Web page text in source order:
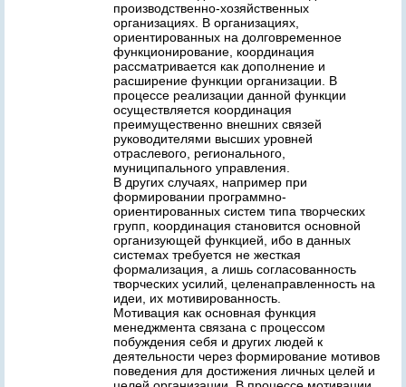
производственно-хозяйственных
организациях. В организациях,
ориентированных на долговременное
функционирование, координация
рассматривается как дополнение и
расширение функции организации. В
процессе реализации данной функции
осуществляется координация
преимущественно внешних связей
руководителями высших уровней
отраслевого, регионального,
муниципального управления.
В других случаях, например при
формировании программно-
ориентированных систем типа творческих
групп, координация становится основной
организующей функцией, ибо в данных
системах требуется не жесткая
формализация, а лишь согласованность
творческих усилий, целенаправленность на
идеи, их мотивированность.
Мотивация как основная функция
менеджмента связана с процессом
побуждения себя и других людей к
деятельности через формирование мотивов
поведения для достижения личных целей и